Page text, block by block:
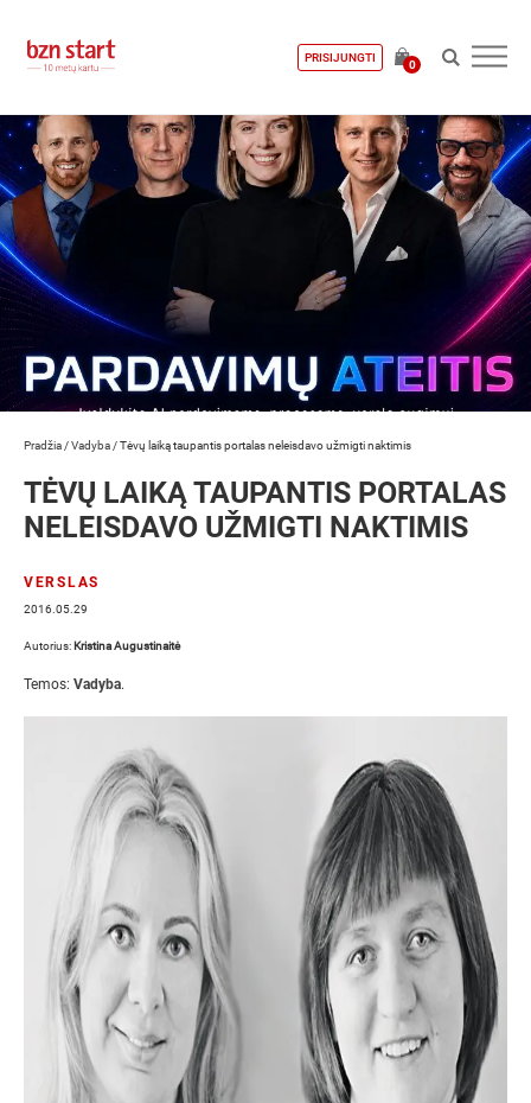
PRISIJUNGTI
0
Pradžia /Vadyba /Tėvų laiką taupantis portalas neleisdavo užmigti naktimis
TĖVŲ LAIKĄ TAUPANTIS PORTALAS
NELEISDAVO UŽMIGTI NAKTIMIS
VERSLAS
2016.05.29
Autorius: ‏Kristina Augustinaitė
Temos: Vadyba.